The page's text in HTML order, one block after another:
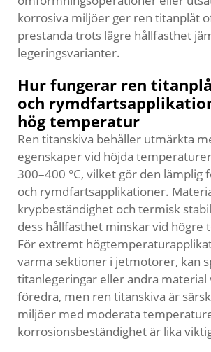
korrosiva miljöer ger ren titanplåt
prestanda trots lägre hållfasthet
legeringsvarianter.
Hur fungerar ren
och
hög temperatur
Ren titanskiva behåller utmärkta
egenskaper vid höjda
300–400 °C, vilket gör den lämplig
och rymdfartsapplikationer.
krypbeständighet och termisk
dess hållfasthet minskar vid högre
För extremt
varma sektioner i jetmotorer, kan
titanlegeringar eller andra material
föredra, men ren titanskiva är
miljöer med moderata
korrosionsbeständighet är lika